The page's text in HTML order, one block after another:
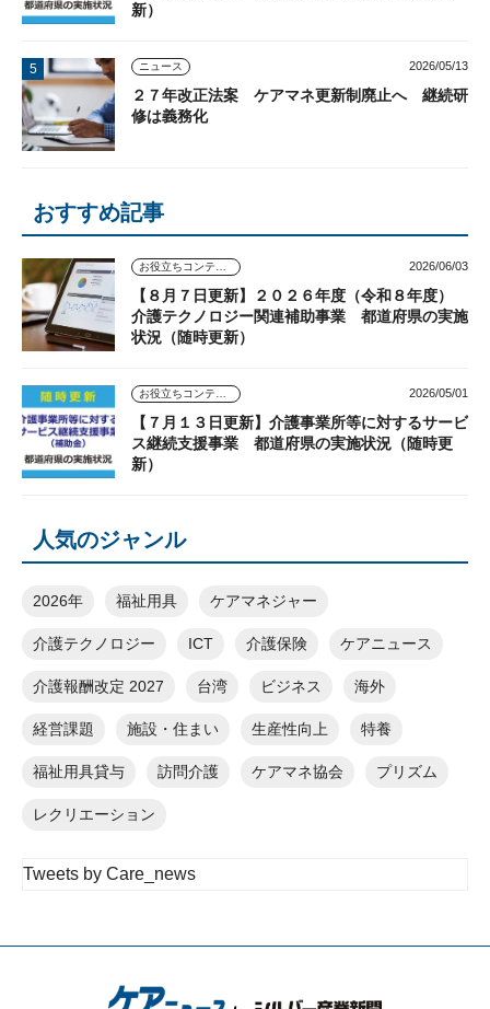
新）
ニュース 2026/05/13
２７年改正法案 ケアマネ更新制廃止へ 継続研
修は義務化
おすすめ記事
お役立ちコンテンツ 2026/06/03
【８月７日更新】２０２６年度（令和８年度）
介護テクノロジー関連補助事業 都道府県の実施
状況（随時更新）
お役立ちコンテンツ 2026/05/01
【７月１３日更新】介護事業所等に対するサービ
ス継続支援事業 都道府県の実施状況（随時更
新）
人気のジャンル
2026年 福祉用具 ケアマネジャー
介護テクノロジー ICT 介護保険 ケアニュース
介護報酬改定 2027 台湾 ビジネス 海外
経営課題 施設・住まい 生産性向上 特養
福祉用具貸与 訪問介護 ケアマネ協会 プリズム
レクリエーション
Tweets by Care_news